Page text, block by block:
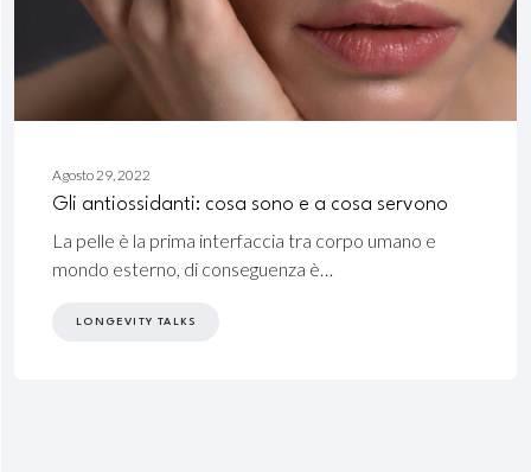
Agosto 29, 2022
Gli antiossidanti: cosa sono e a cosa servono
La pelle è la prima interfaccia tra corpo umano e
mondo esterno, di conseguenza è…
LONGEVITY TALKS